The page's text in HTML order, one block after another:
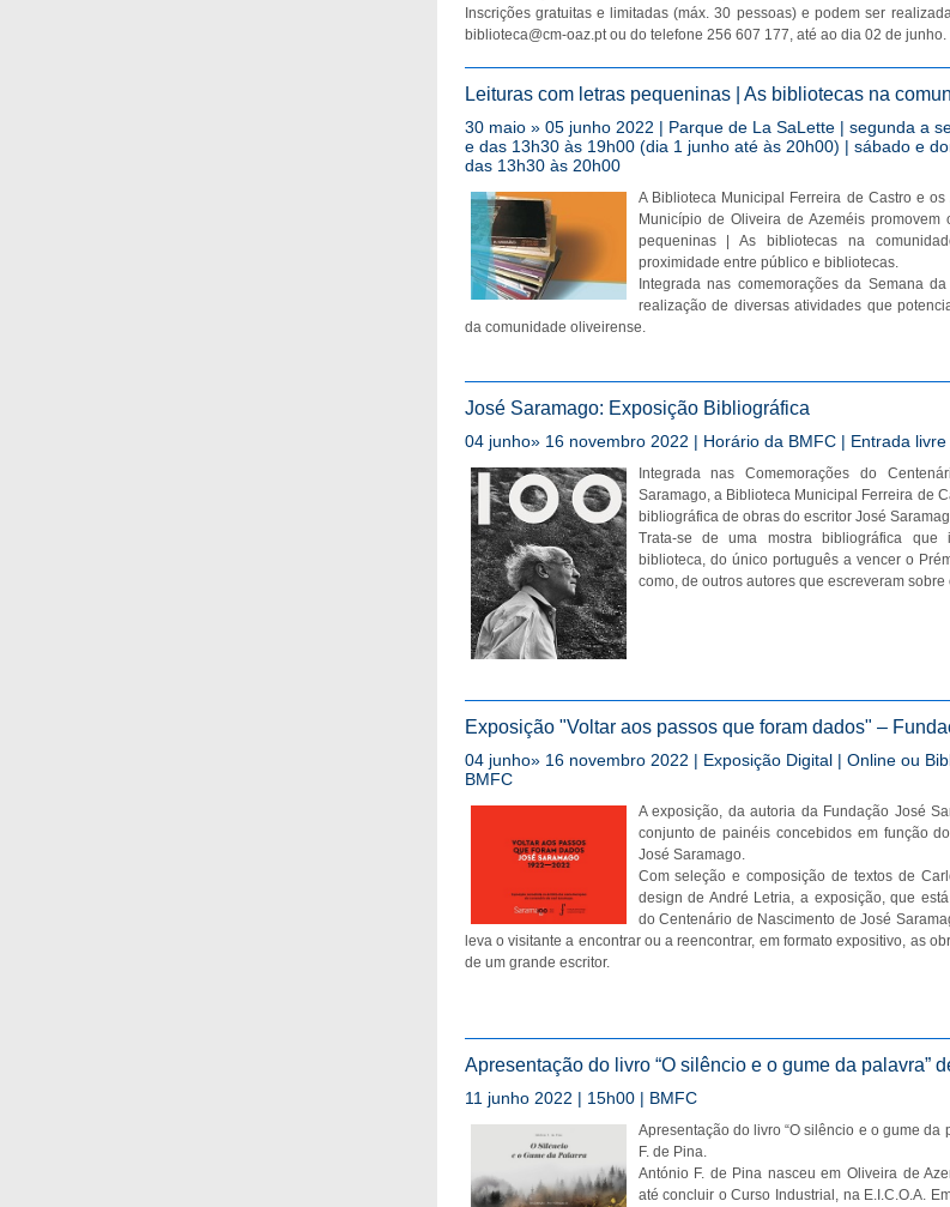
Inscrições gratuitas e limitadas (máx. 30 pessoas) e podem ser
biblioteca@cm-oaz.ptou do telefone 256 607 177, até ao dia 02 de junho.
Leituras com letras pequeninas | As bibliotecas na
30 maio » 05 junho 2022 | Parque de La SaLette | segunda a
e das 13h30 às 19h00 (dia 1 junho até às 20h00) | sábado e
das 13h30 às 20h00
A Biblioteca Municipal Ferreira de Castro e
Município de Oliveira de Azeméis promovem
pequeninas | As bibliotecas na
proximidade entre público e bibliotecas.
Integrada nas comemorações da Semana
realização de diversas atividades que
da comunidade oliveirense.
José Saramago: Exposição Bibliográfica
04 junho» 16 novembro 2022 | Horário da BMFC | Entrada livre
Integrada nas Comemorações do
Saramago, a Biblioteca Municipal Ferreira de
bibliográfica de obras do escritor José
Trata-se de uma mostra bibliográfica
biblioteca, do único português a vencer o
como, de outros autores que escreveram sobre
Exposição "Voltar aos passos que foram dados" –
04 junho» 16 novembro 2022 | Exposição Digital | Online ou
BMFC
A exposição, da autoria da Fundação José
conjunto de painéis concebidos em função
José Saramago.
Com seleção e composição de textos de
design de André Letria, a exposição, que
do Centenário de Nascimento de José
leva o visitante a encontrar ou a reencontrar, em formato expositivo, as
de um grande escritor.
Apresentação do livro “O silêncio e o gume da palavra”
11 junho 2022 | 15h00 | BMFC
Apresentação do livro “O silêncio e o gume da
F. de Pina.
António F. de Pina nasceu em Oliveira de
até concluir o Curso Industrial, na E.I.C.O.A.